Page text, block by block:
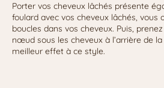
Porter vos cheveux lâchés présente
foulard avec vos cheveux lâchés,
boucles dans vos cheveux. Puis,
nœud sous les cheveux à l’arrière de
meilleur effet à ce style.